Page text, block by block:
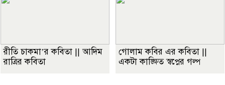
রীতি চাকমা’র কবিতা || আদিম
রাত্রির কবিতা
গোলাম কবির এর কবিতা ||
একটা কাঙ্ক্ষিত স্বপ্নের গল্প